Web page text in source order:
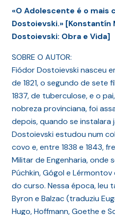
«O Adolescente é o mais
Dostoievski.» [Konstantín
Dostoievski: Obra e Vida]
SOBRE O AUTOR:
Fiódor Dostoievski nasceu
de 1821, o segundo de sete
1837, de tuberculose, e o
nobreza provinciana, foi
depois, quando se
Dostoievski estudou num
covo e, entre 1838 e 1843,
Militar de Engenharia, onde
Púchkin, Gógol e
do curso. Nessa época, leu
Byron e Balzac (traduziu
Hugo, Hoffmann, Goethe e